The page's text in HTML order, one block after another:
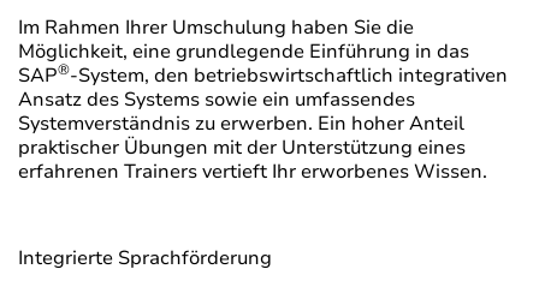
Im Rahmen Ihrer Umschulung haben Sie die
Möglichkeit, eine grundlegende Einführung in das
SAP®-System, den betriebswirtschaftlich integrativen
Ansatz des Systems sowie ein umfassendes
Systemverständnis zu erwerben. Ein hoher Anteil
praktischer Übungen mit der Unterstützung eines
erfahrenen Trainers vertieft Ihr erworbenes Wissen.
Integrierte Sprachförderung